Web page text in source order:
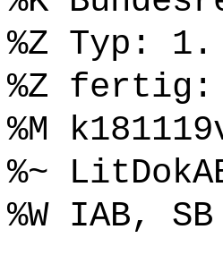
%Z Typ:
%Z fertig:
%M
%~
%W IAB,